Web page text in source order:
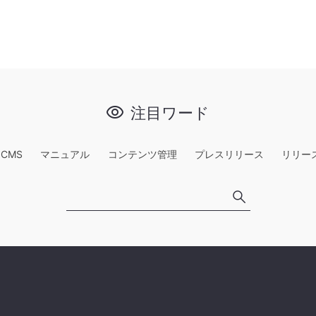
注目ワード
マニュアル コンテンツ管理 プレスリリース リリー